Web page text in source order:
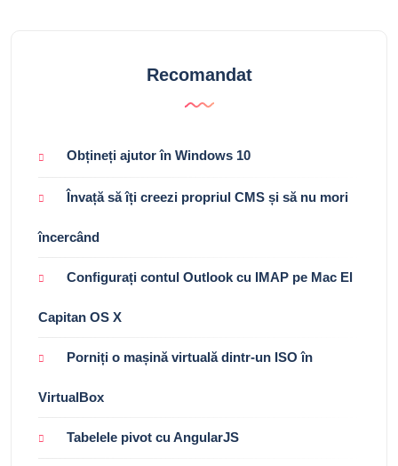
Recomandat
Obțineți ajutor în Windows 10
Învață să îți creezi propriul CMS și să nu mori
încercând
Configurați contul Outlook cu IMAP pe Mac El
Capitan OS X
Porniți o mașină virtuală dintr-un ISO în
VirtualBox
Tabelele pivot cu AngularJS